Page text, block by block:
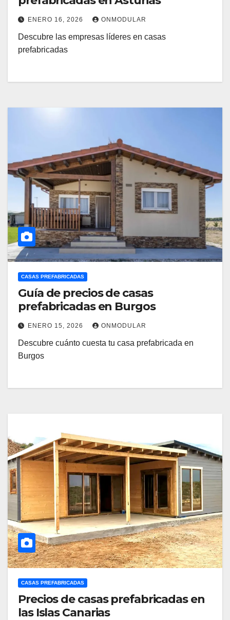
ENERO 16, 2026 ONMODULAR
Descubre las empresas líderes en casas
prefabricadas
CASAS PREFABRICADAS
Guía de precios de casas
prefabricadas en Burgos
ENERO 15, 2026 ONMODULAR
Descubre cuánto cuesta tu casa prefabricada en
Burgos
CASAS PREFABRICADAS
Precios de casas prefabricadas en
las Islas Canarias